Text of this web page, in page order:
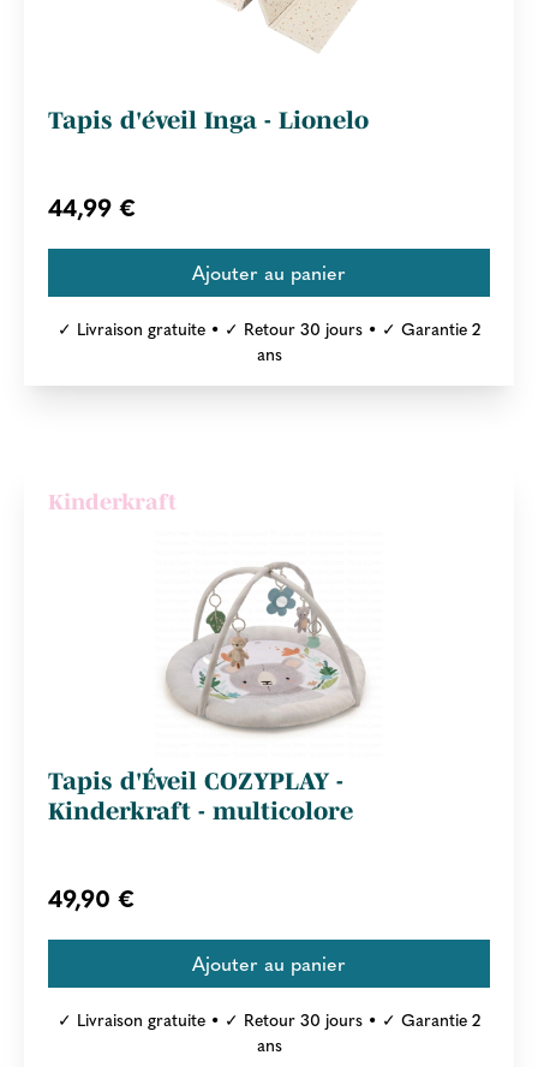
Tapis d'éveil Inga - Lionelo
44,99 €
✓ Livraison gratuite • ✓ Retour 30 jours • ✓ Garantie 2
ans
Kinderkraft
Tapis d'Éveil COZYPLAY -
Kinderkraft - multicolore
49,90 €
✓ Livraison gratuite • ✓ Retour 30 jours • ✓ Garantie 2
ans